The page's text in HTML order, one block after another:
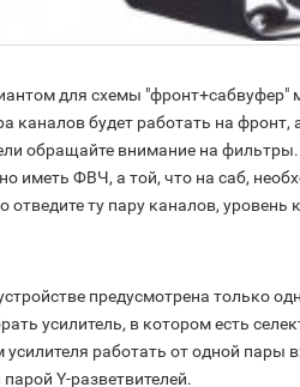
для схемы "фронт+сабвуфер"
каналов будет работать на
обращайте внимание на фильтры.
иметь ФВЧ, а той, что на саб,
отведите ту пару каналов, уровень
предусмотрена только
усилитель, в котором есть
работать от одной пары
Y-разветвителей.